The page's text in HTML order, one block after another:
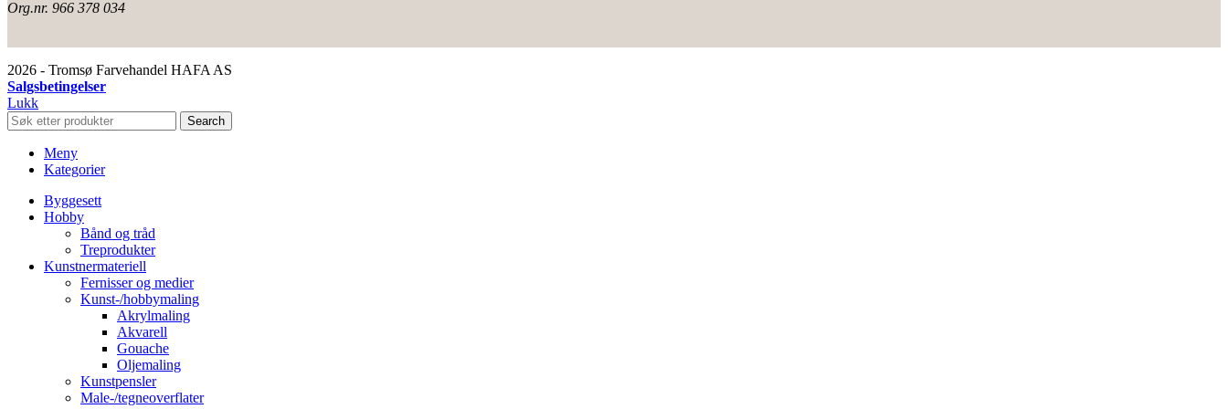
Org.nr. 966 378 034
2026 - Tromsø Farvehandel HAFA AS
Salgsbetingelser
Lukk
Search
Meny
Kategorier
Byggesett
Hobby
Bånd og tråd
Treprodukter
Kunstnermateriell
Fernisser og medier
Kunst-/hobbymaling
Akrylmaling
Akvarell
Gouache
Oljemaling
Kunstpensler
Male-/tegneoverflater